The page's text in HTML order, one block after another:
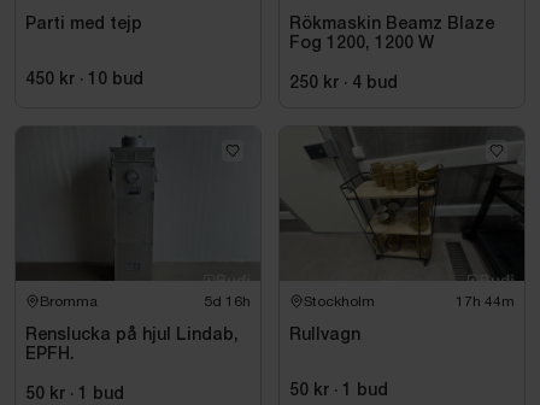
Parti med tejp
450 kr · 10 bud
Rökmaskin Beamz Blaze
Fog 1200, 1200 W
250 kr · 4 bud
Bromma 5d 16h
Renslucka på hjul Lindab,
EPFH.
50 kr · 1 bud
Stockholm 17h 44m
Rullvagn
50 kr · 1 bud